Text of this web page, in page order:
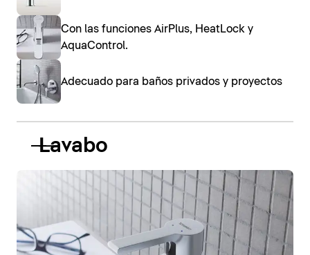
Con las funciones AirPlus, HeatLock y
AquaControl.
Adecuado para baños privados y proyectos
Lavabo